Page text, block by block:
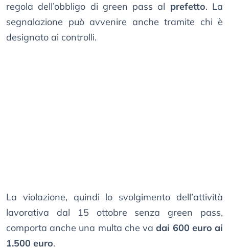
regola dell’obbligo di green pass al prefetto. La
segnalazione può avvenire anche tramite chi è
designato ai controlli.
La violazione, quindi lo svolgimento dell’attività
lavorativa dal 15 ottobre senza green pass,
comporta anche una multa che vadai 600 euro ai
1.500 euro.